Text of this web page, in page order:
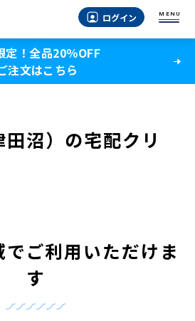
ログイン MENU
定！全品20％OFF
注文はこちら
沼）の宅配クリ
ご利用いただけま
す